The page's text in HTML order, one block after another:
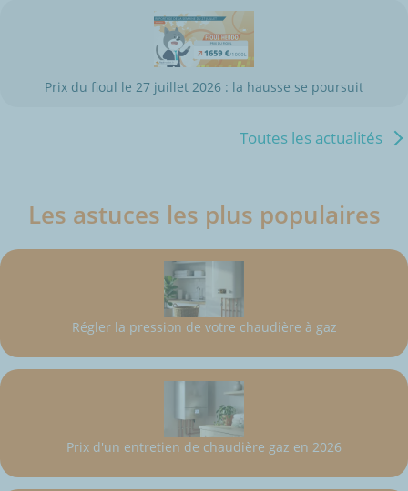
Prix du fioul le 27 juillet 2026 : la hausse se poursuit
Toutes les actualités
Les astuces les plus populaires
Régler la pression de votre chaudière à gaz
Prix d'un entretien de chaudière gaz en 2026